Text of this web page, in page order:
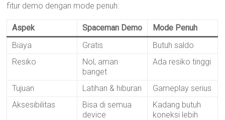
fitur demo dengan mode penuh:
Aspek Spaceman Demo
Mode Penuh
Biaya
Gratis
Butuh saldo
Resiko
Nol, aman
banget
Ada resiko tinggi
Tujuan Latihan & hiburan
Gameplay serius
Aksesibilitas
Bisa di semua
device
Kadang butuh
koneksi lebih